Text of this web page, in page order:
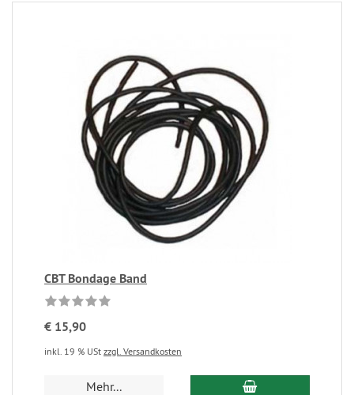
CBT Bondage Band
€ 15,90
inkl. 19 % USt zzgl. Versandkosten
Mehr...